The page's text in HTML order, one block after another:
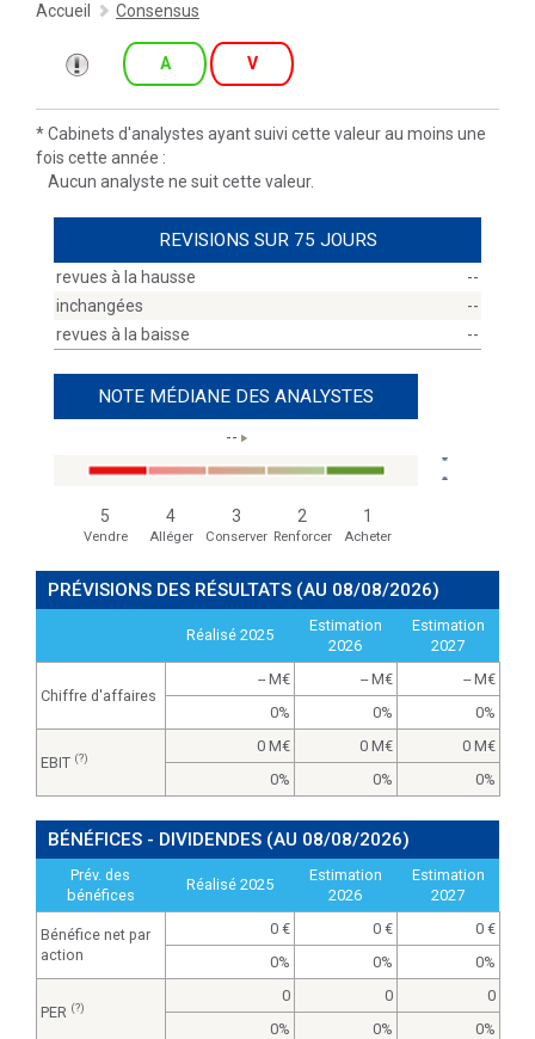
Accueil Consensus
A V
*Cabinets d'analystes ayant suivi cette valeur au moins une
fois cette année :
Aucun analyste ne suit cette valeur.
REVISIONS SUR 75 JOURS
revues à la hausse
--
inchangées
--
revues à la baisse
--
NOTE MÉDIANE DES ANALYSTES
--
5 4 3 2 1
Vendre Alléger Conserver Renforcer Acheter
PRÉVISIONS DES RÉSULTATS (AU 08/08/2026)
Réalisé 2025
Estimation
2026
Estimation
2027
Chiffre d'affaires
-- M -- M
-- M
0%
0% 0%
EBIT (?)
0 M 0 M
0 M
0%
0% 0%
BÉNÉFICES - DIVIDENDES (AU 08/08/2026)
Prév. des
bénéfices
Réalisé 2025
Estimation
2026
Estimation
2027
Bénéfice net par
action
0 0
0
0%
0% 0%
PER (?)
0 0
0
0%
0%
0%